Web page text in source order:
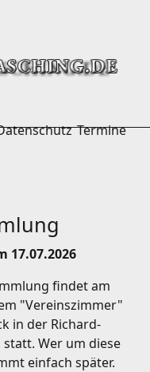
Termine
17.07.2026
findet am
"Vereinszimmer"
in der Richard-
statt. Wer um diese
einfach später.